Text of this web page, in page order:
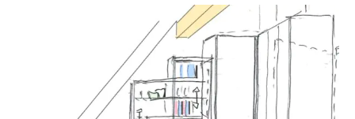
Weiße Einrichtung für die Dachschräge mit Kommode,
Schrank und Regal